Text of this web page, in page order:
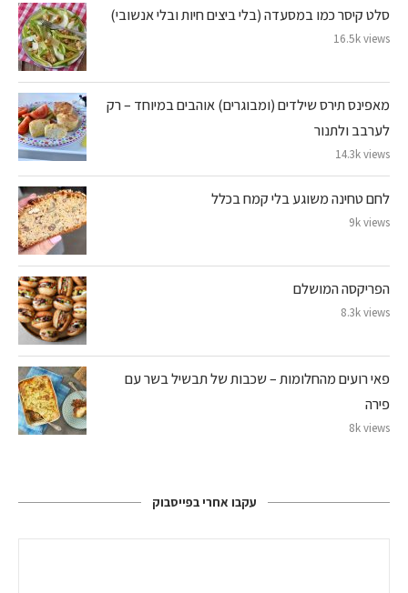
סלט קיסר כמו במסעדה (בלי ביצים חיות ובלי אנשובי)
16.5k views
מאפינס תירס שילדים (ומבוגרים) אוהבים במיוחד – רק
לערבב ולתנור
14.3k views
לחם טחינה משוגע בלי קמח בכלל
9k views
הפריקסה המושלם
8.3k views
פאי רועים מהחלומות – שכבות של תבשיל בשר עם
פירה
8k views
עקבו אחרי בפייסבוק